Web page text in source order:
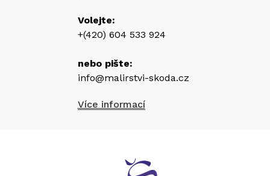
Volejte:
+(420) 604 533 924
nebo pište:
info@malirstvi-skoda.cz
Více informací